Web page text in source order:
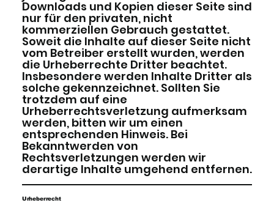
Downloads und Kopien dieser Seite sind
nur für den privaten, nicht
kommerziellen Gebrauch gestattet.
Soweit die Inhalte auf dieser Seite nicht
vom Betreiber erstellt wurden, werden
die Urheberrechte Dritter beachtet.
Insbesondere werden Inhalte Dritter als
solche gekennzeichnet. Sollten Sie
trotzdem auf eine
Urheberrechtsverletzung aufmerksam
werden, bitten wir um einen
entsprechenden Hinweis. Bei
Bekanntwerden von
Rechtsverletzungen werden wir
derartige Inhalte umgehend entfernen.
Urheberrecht